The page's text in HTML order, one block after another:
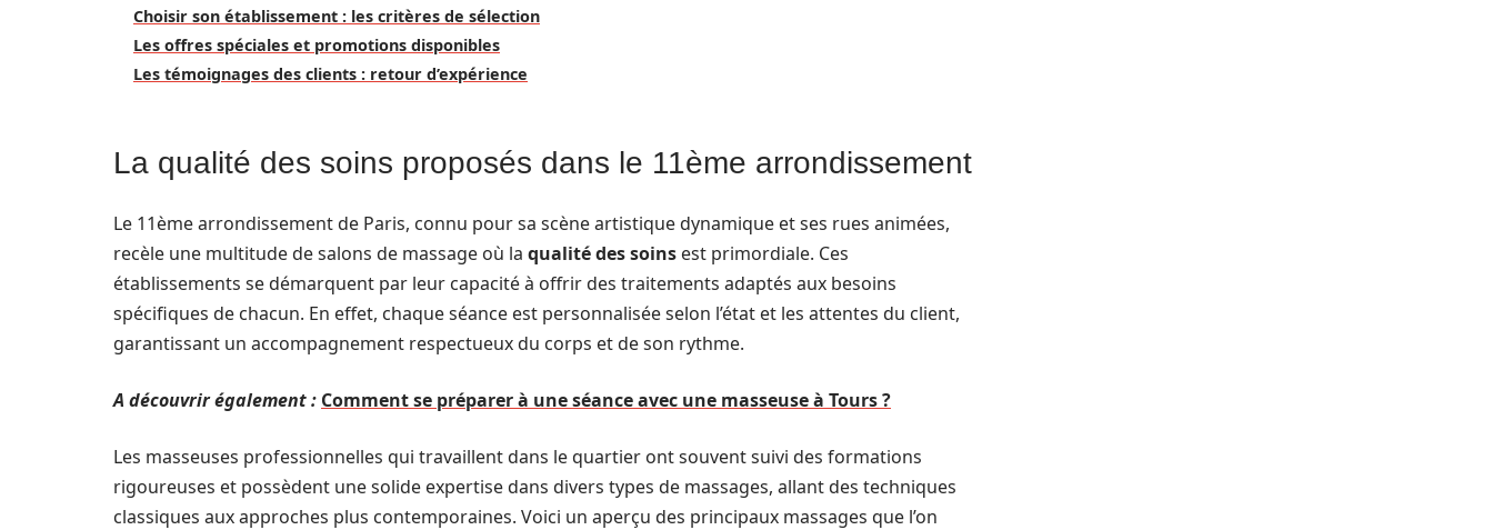
Choisir son établissement : les critères de sélection
Les offres spéciales et promotions disponibles
Les témoignages des clients : retour d’expérience
La qualité des soins proposés dans le 11ème arrondissement
Le 11ème arrondissement de Paris, connu pour sa scène artistique dynamique et ses rues animées,
recèle une multitude de salons de massage où la qualité des soins est primordiale. Ces
établissements se démarquent par leur capacité à offrir des traitements adaptés aux besoins
spécifiques de chacun. En effet, chaque séance est personnalisée selon l’état et les attentes du client,
garantissant un accompagnement respectueux du corps et de son rythme.
A découvrir également : Comment se préparer à une séance avec une masseuse à Tours ?
Les masseuses professionnelles qui travaillent dans le quartier ont souvent suivi des formations
rigoureuses et possèdent une solide expertise dans divers types de massages, allant des techniques
classiques aux approches plus contemporaines. Voici un aperçu des principaux massages que l’on